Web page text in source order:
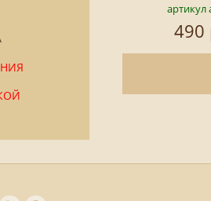
артикул
490